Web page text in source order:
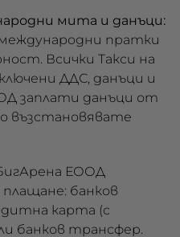
мита и данъци:
пратки
Всички Такси на
ДДС, данъци и
заплати данъци от
възстановявате
ЕООД
плащане: банков
карта (с
банков трансфер.